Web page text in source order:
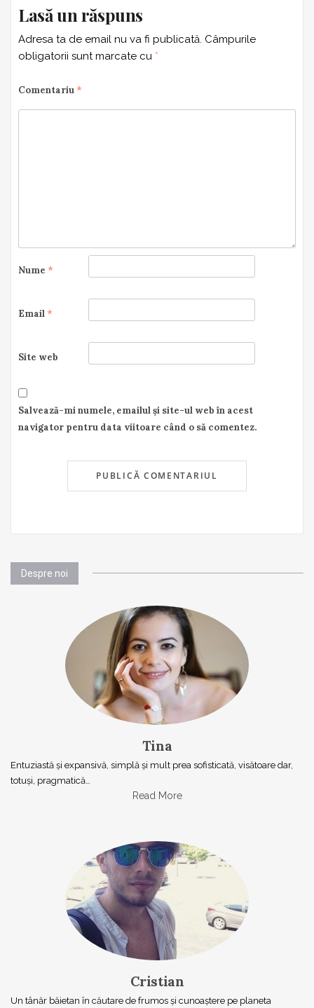
Lasă un răspuns
Adresa ta de email nu va fi publicată. Câmpurile
obligatorii sunt marcate cu *
Comentariu *
Nume *
Email *
Site web
Salvează-mi numele, emailul și site-ul web în acest
navigator pentru data viitoare când o să comentez.
Despre noi
Tina
Entuziastă şi expansivă, simplă şi mult prea sofisticată, visătoare dar,
totuşi, pragmatică…
Read More
Cristian
Un tânăr băietan în căutare de frumos și cunoaștere pe planeta